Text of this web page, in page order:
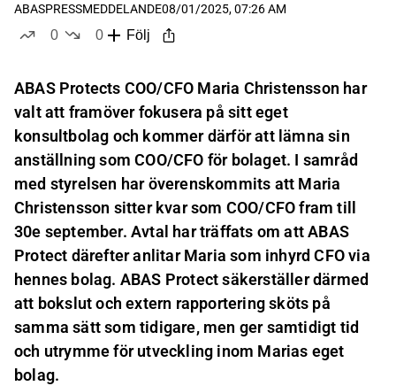
ABASPRESSMEDDELANDE08/01/2025, 07:26 AM
0
0
Följ
ABAS Protects COO/CFO Maria Christensson har
valt att framöver fokusera på sitt eget
konsultbolag och kommer därför att lämna sin
anställning som COO/CFO för bolaget. I samråd
med styrelsen har överenskommits att Maria
Christensson sitter kvar som COO/CFO fram till
30e september. Avtal har träffats om att ABAS
Protect därefter anlitar Maria som inhyrd CFO via
hennes bolag. ABAS Protect säkerställer därmed
att bokslut och extern rapportering sköts på
samma sätt som tidigare, men ger samtidigt tid
och utrymme för utveckling inom Marias eget
bolag.